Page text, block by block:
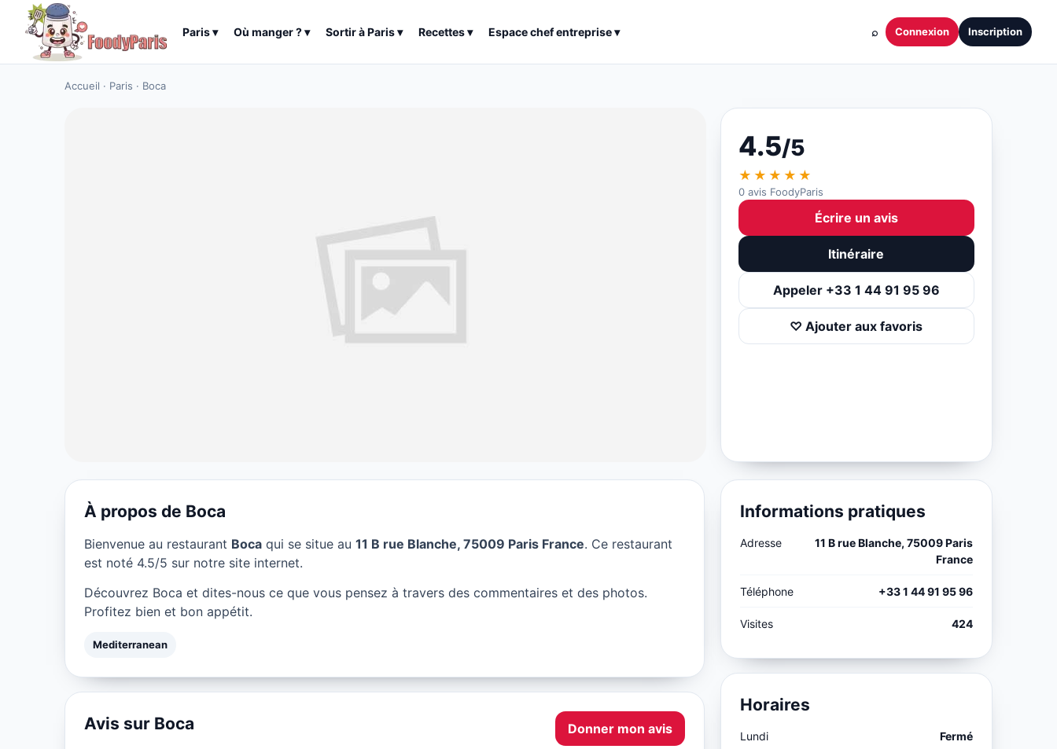
Paris▾ Où manger ?▾ Sortir àParis▾ Recettes▾ Espace chef entreprise▾ ⌕ Connexion Inscription
Accueil · Paris · Boca
Boca à Paris
★ 4.5/5
4.5/5
★★★★★
0 avis FoodyParis
Écrire un avis
Itinéraire
Appeler +33 1 44 91 95 96
♡ Ajouter aux favoris
À propos de Boca
Bienvenue au restaurant Boca qui se situe au 11 B rue Blanche, 75009 Paris France. Ce restaurant
est noté 4.5/5 sur notre site internet.
Découvrez Boca et dites-nous ce que vous pensez à travers des commentaires et des photos.
Profitez bien et bon appétit.
Mediterranean
Avis sur Boca Donner mon avis
Informations pratiques
Adresse
11 B rue Blanche, 75009 Paris
France
Téléphone +33 1 44 91 95 96
Visites 424
Horaires
Lundi Fermé